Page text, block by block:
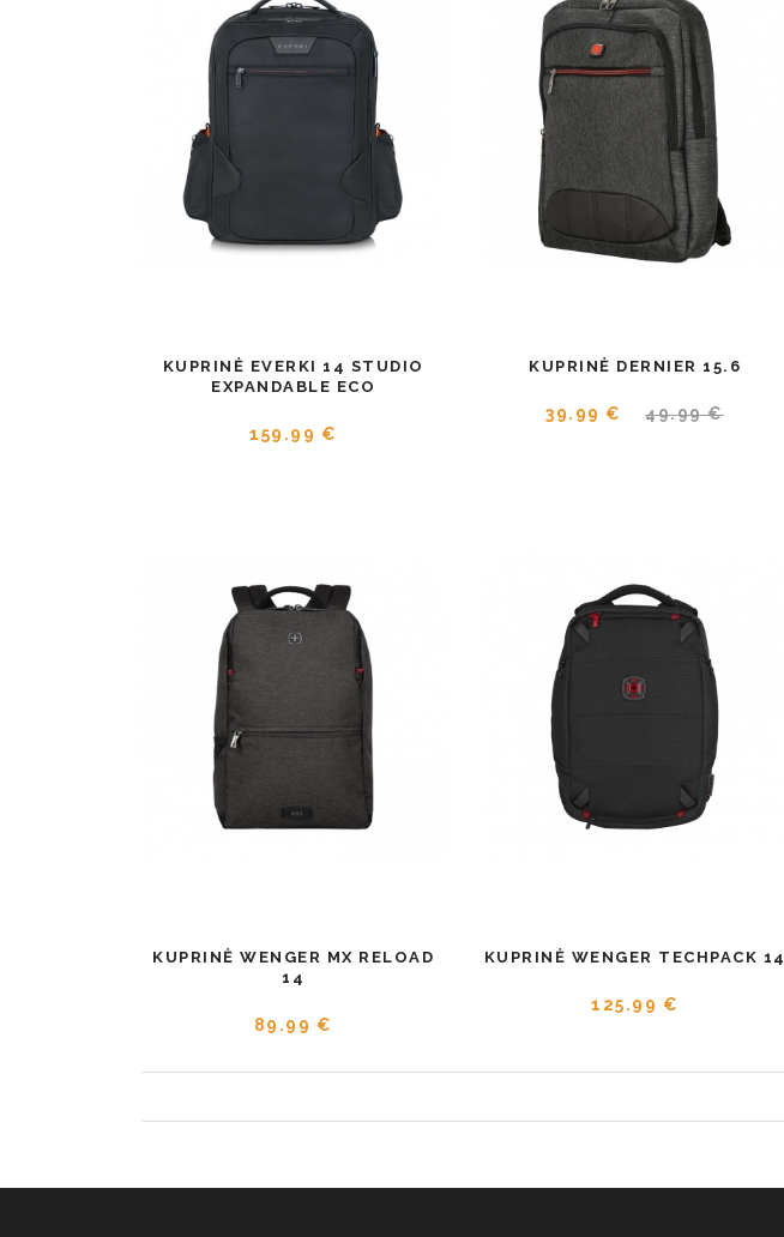
KUPRINĖ EVERKI 14 STUDIO
EXPANDABLE ECO
159.99 €
KUPRINĖ DERNIER 15.6
39.99 € 49.99 €
KUPRINĖ WENGER MX RELOAD
14
89.99 €
KUPRINĖ WENGER TECHPACK 14
125.99 €